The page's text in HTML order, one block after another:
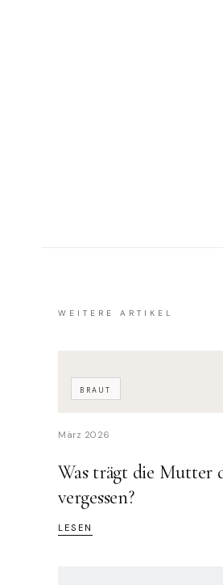
WEITERE ARTIKEL
BRAUT
März 2026
Was trägt die Mutter
vergessen?
LESEN